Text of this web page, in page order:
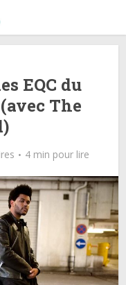
EQC du
The
4 min pour lire